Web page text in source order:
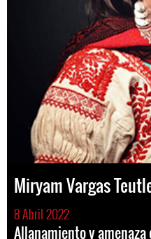
Miryam Vargas
8 Abril 2022
Allanamiento y